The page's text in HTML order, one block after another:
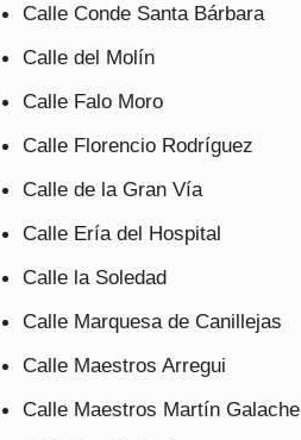
Calle Conde Santa Bárbara
Calle del Molín
Calle Falo Moro
Calle Florencio Rodríguez
Calle de la Gran Vía
Calle Ería del Hospital
Calle la Soledad
Calle Marquesa de Canillejas
Calle Maestros Arregui
Calle Maestros Martín Galache